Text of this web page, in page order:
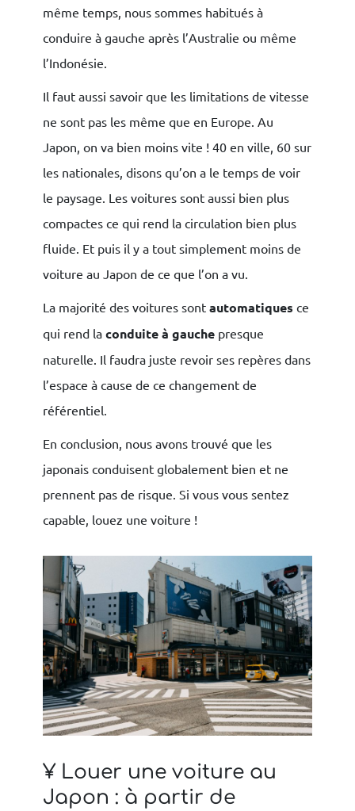
même temps, nous sommes habitués à
conduire à gauche après l’Australie ou même
l’Indonésie.
Il faut aussi savoir que les limitations de vitesse
ne sont pas les même que en Europe. Au
Japon, on va bien moins vite ! 40 en ville, 60 sur
les nationales, disons qu’on a le temps de voir
le paysage. Les voitures sont aussi bien plus
compactes ce qui rend la circulation bien plus
fluide. Et puis il y a tout simplement moins de
voiture au Japon de ce que l’on a vu.
La majorité des voitures sont automatiques ce
qui rend la conduite à gauchepresque
naturelle. Il faudra juste revoir ses repères dans
l’espace à cause de ce changement de
référentiel.
En conclusion, nous avons trouvé que les
japonais conduisent globalement bien et ne
prennent pas de risque. Si vous vous sentez
capable, louez une voiture !
¥ Louer une voiture au
Japon : à partir de